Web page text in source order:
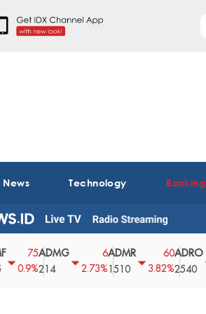
Technology Banking
75
ADMG
214
2.73%
ADMR
1510
3.82%
ADRO
2540
0
0%